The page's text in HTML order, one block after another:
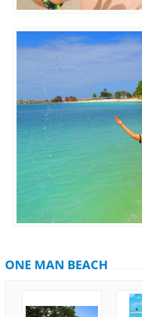
ONE MAN BEACH